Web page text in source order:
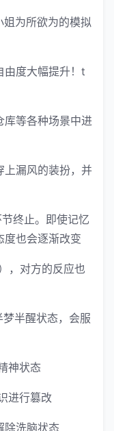
为所欲为的模拟
由度大幅提升！t
库等各种场景中进
上漏风的装扮，并
终止。即使记忆
度也会逐渐改变
，对方的反应也
半醒状态，会服
神状态
进行篡改
除洗脑状态